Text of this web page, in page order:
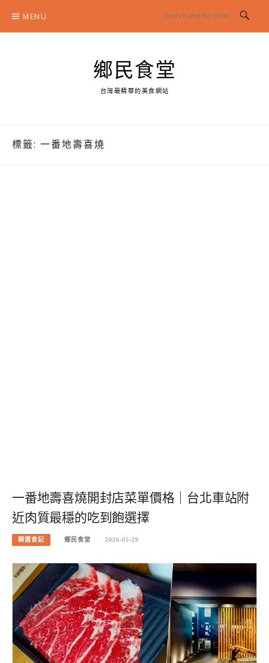
content
MENU
鄉民食堂
台灣最精華的美食網站
標籤: 一番地壽喜燒
一番地壽喜燒開封店菜單價格｜台北車站附
近肉質最穩的吃到飽選擇
精選食記 鄉民食堂 2026-05-29